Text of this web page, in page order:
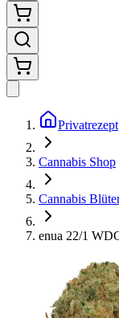
Privatrezept
Cannabis Shop
Cannabis
enua 22/1